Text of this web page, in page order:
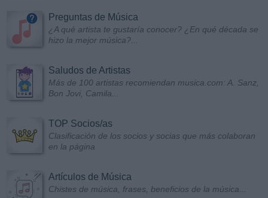
Preguntas de Música
¿A qué artista te gustaría conocer? ¿En qué década se
hizo la mejor música?...
Saludos de Artistas
Más de 100 artistas recomiendan musica.com: A. Sanz,
Bon Jovi, Camila...
TOP Socios/as
Clasificación de los socios y socias que más colaboran
en la página
Artículos de Música
Chistes de música, frases, beneficios de la música...